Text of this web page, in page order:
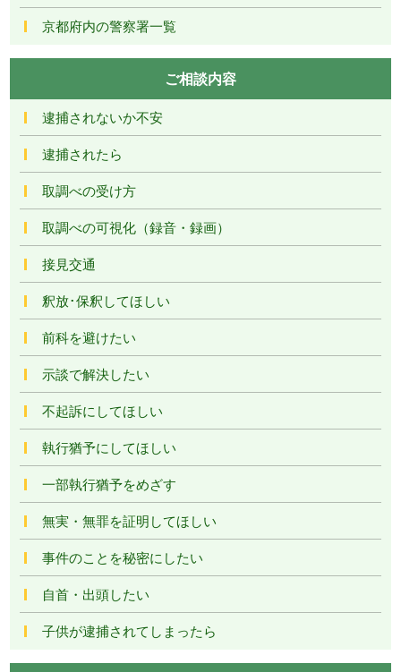
京都府内の警察署一覧
ご相談内容
逮捕されないか不安
逮捕されたら
取調べの受け方
取調べの可視化（録音・録画）
接見交通
釈放･保釈してほしい
前科を避けたい
示談で解決したい
不起訴にしてほしい
執行猶予にしてほしい
一部執行猶予をめざす
無実・無罪を証明してほしい
事件のことを秘密にしたい
自首・出頭したい
子供が逮捕されてしまったら